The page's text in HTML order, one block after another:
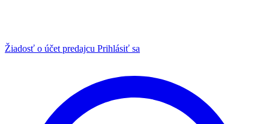
Žiadosť o účet predajcu Prihlásiť sa